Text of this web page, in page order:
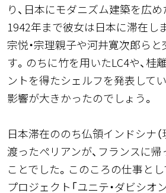
り、日本にモダニズム建築を広め
1942年まで彼女は日本に滞在し
宗悦・宗理親子や河井寛次郎ら
す。のちに竹を用いたLC4や、桂
ントを得たシェルフを発表して
影響が大きかったのでしょう。
日本滞在ののち仏領インドシナ（
渡ったぺリアンが、フランスに
ことでした。このころの仕事と
プロジェクト「ユニテ・ダビシオ